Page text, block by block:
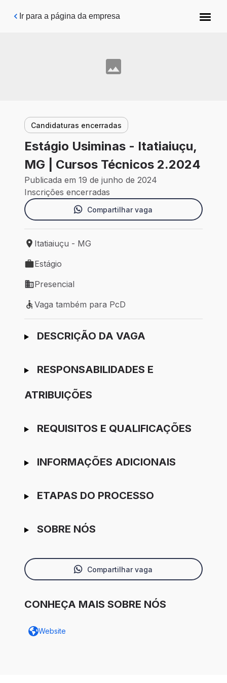
Pular para o conteúdo principal
Ir para a página da empresa
Candidaturas encerradas
Estágio Usiminas - Itatiaiuçu,
MG | Cursos Técnicos 2.2024
Publicada em 19 de junho de 2024
Inscrições encerradas
Compartilhar vaga
Local de trabalho: Itatiaiuçu - MG
Itatiaiuçu - MG
Tipo de vaga: Estágio
Estágio
Modelo de trabalho: Presencial
Presencial
Vaga também para PcD
Vaga também para PcD
Ir para candidatura
DESCRIÇÃO DA VAGA
RESPONSABILIDADES E
ATRIBUIÇÕES
REQUISITOS E QUALIFICAÇÕES
INFORMAÇÕES ADICIONAIS
ETAPAS DO PROCESSO
SOBRE NÓS
Compartilhar vaga
CONHEÇA MAIS SOBRE NÓS
Website